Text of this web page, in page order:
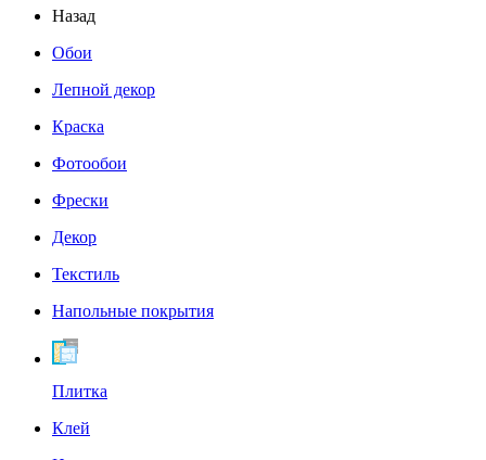
Назад
Обои
Лепной декор
Краска
Фотообои
Фрески
Декор
Текстиль
Напольные покрытия
Плитка
Клей